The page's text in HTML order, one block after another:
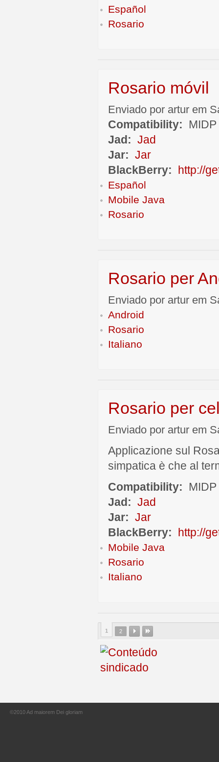
Español
Rosario
Rosario móvil
Enviado por artur em
Compatibility:
Jad: Jad
Jar: Jar
BlackBerry: http://
Español
Mobile Java
Rosario
Rosario per
Enviado por artur em
Android
Rosario
Italiano
Rosario per
Enviado por artur em
Applicazione sul
simpatica è che al
Compatibility:
Jad: Jad
Jar: Jar
BlackBerry:
http://
Mobile Java
Rosario
Italiano
1 2
©2010 Ad maiorem Dei gloriam